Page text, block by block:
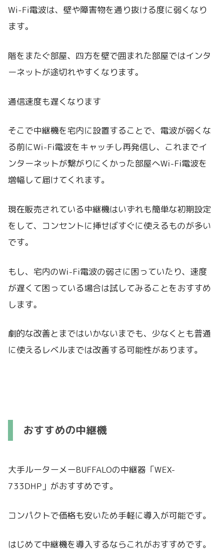
Wi-Fi電波は、壁や障害物を通り抜ける度に弱くなり
ます。
階をまたぐ部屋、四方を壁で囲まれた部屋ではインタ
ーネットが途切れやすくなります。
通信速度も遅くなります
そこで中継機を宅内に設置することで、電波が弱くな
る前にWi-Fi電波をキャッチし再発信し、これまでイ
ンターネットが繋がりにくかった部屋へWi-Fi電波を
増幅して届けてくれます。
現在販売されている中継機はいずれも簡単な初期設定
をして、コンセントに挿せばすぐに使えるものが多い
です。
もし、宅内のWi-Fi電波の弱さに困っていたり、速度
が遅くて困っている場合は試してみることをおすすめ
します。
劇的な改善とまではいかないまでも、少なくとも普通
に使えるレベルまでは改善する可能性があります。
おすすめの中継機
大手ルーターメーBUFFALOの中継器「WEX-
733DHP」がおすすめです。
コンパクトで価格も安いため手軽に導入が可能です。
はじめて中継機を導入するならこれがおすすめです。